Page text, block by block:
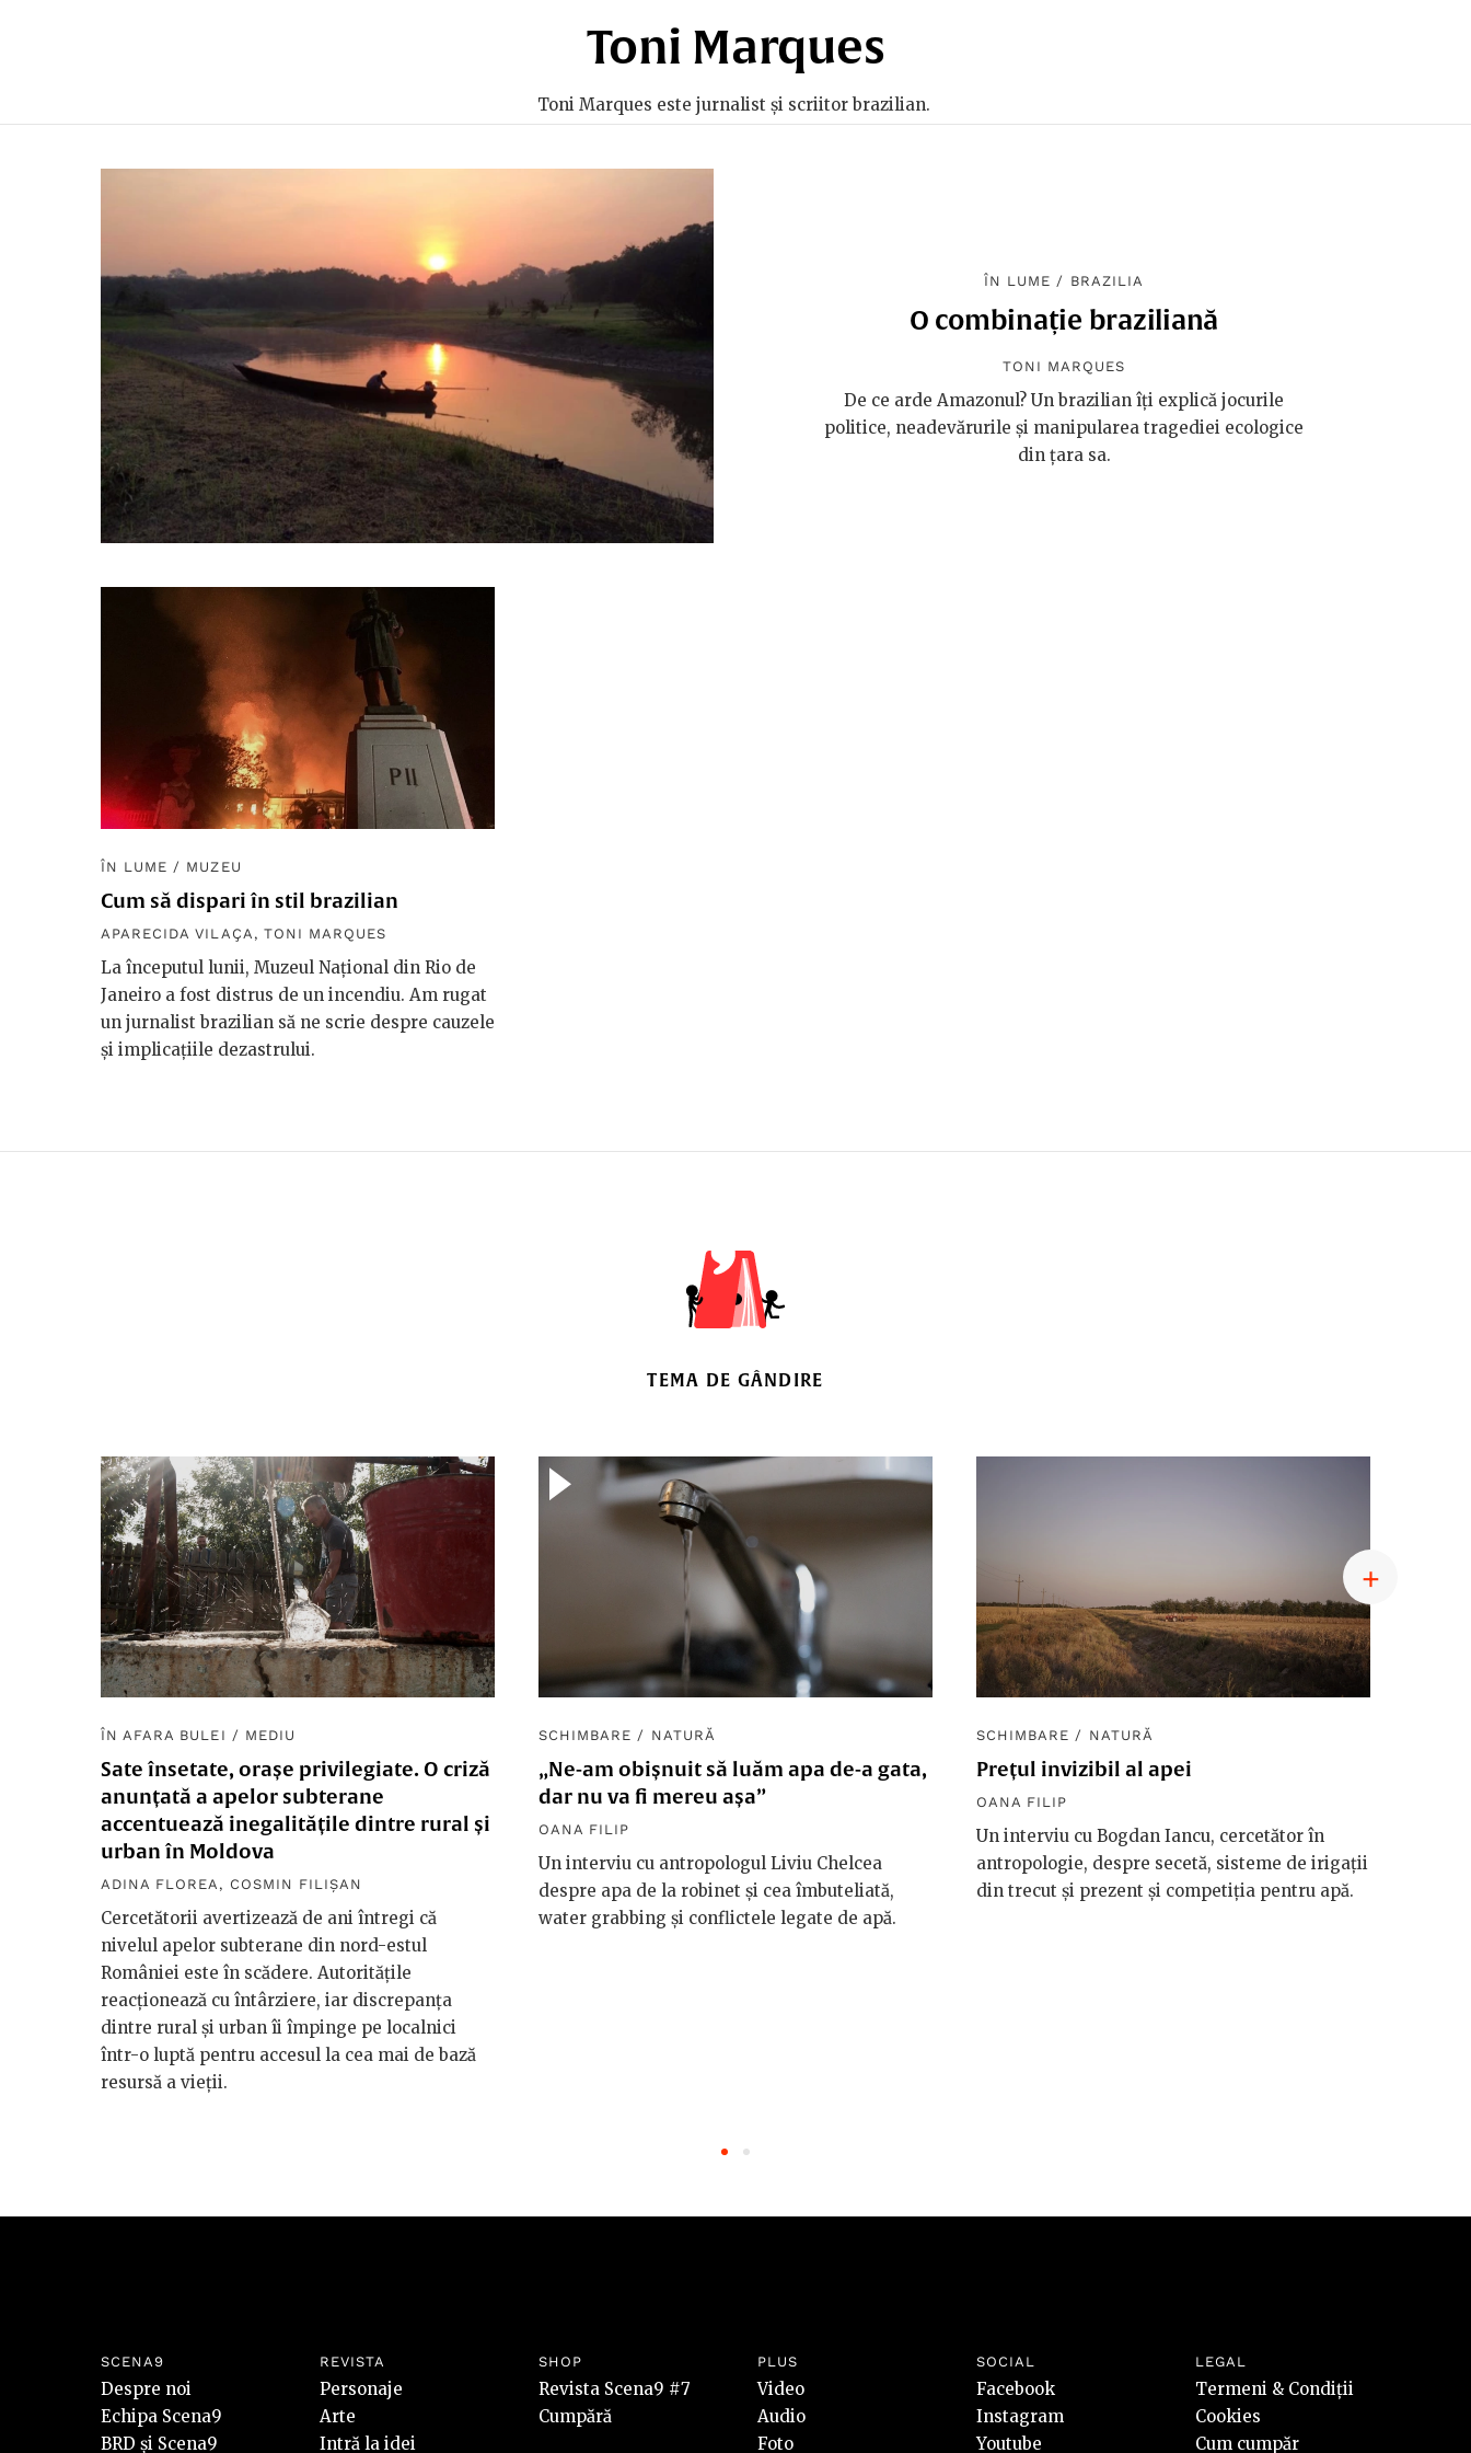
Toni Marques
Toni Marques este jurnalist și scriitor brazilian.
ÎN LUME / BRAZILIA
O combinație braziliană
TONI MARQUES
De ce arde Amazonul? Un brazilian îți explică jocurile
politice, neadevărurile și manipularea tragediei ecologice
din țara sa.
ÎN LUME / MUZEU
Cum să dispari în stil brazilian
APARECIDA VILAÇA , TONI MARQUES
La începutul lunii, Muzeul Național din Rio de
Janeiro a fost distrus de un incendiu. Am rugat
un jurnalist brazilian să ne scrie despre cauzele
și implicațiile dezastrului.
TEMA DE GÂNDIRE
ÎN AFARA BULEI / MEDIU
Sate însetate, orașe privilegiate. O criză
anunțată a apelor subterane
accentuează inegalitățile dintre rural și
urban în Moldova
ADINA FLOREA , COSMIN FILIȘAN
Cercetătorii avertizează de ani întregi că
nivelul apelor subterane din nord-estul
României este în scădere. Autoritățile
reacționează cu întârziere, iar discrepanța
dintre rural și urban îi împinge pe localnici
într-o luptă pentru accesul la cea mai de bază
resursă a vieții.
SCHIMBARE / NATURĂ
„Ne-am obișnuit să luăm apa de-a gata,
dar nu va fi mereu așa”
OANA FILIP
Un interviu cu antropologul Liviu Chelcea
despre apa de la robinet și cea îmbuteliată,
water grabbing și conflictele legate de apă.
SCHIMBARE / NATURĂ
Prețul invizibil al apei
OANA FILIP
Un interviu cu Bogdan Iancu, cercetător în
antropologie, despre secetă, sisteme de irigații
din trecut și prezent și competiția pentru apă.
SCENA9
Despre noi
Echipa Scena9
BRD și Scena9
REVISTA
Personaje
Arte
Intră la idei
SHOP
Revista Scena9 #7
Cumpără
PLUS
Video
Audio
Foto
SOCIAL
Facebook
Instagram
Youtube
LEGAL
Termeni & Condiții
Cookies
Cum cumpăr